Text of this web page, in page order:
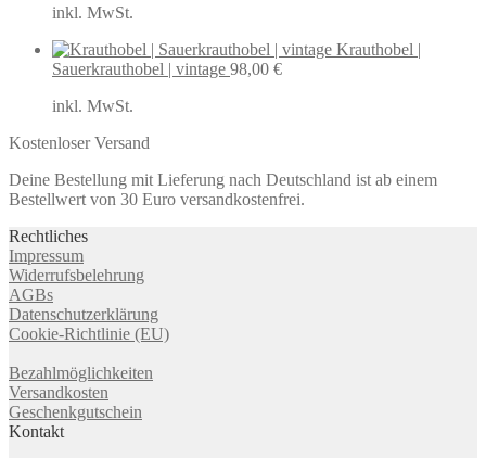
inkl. MwSt.
Krauthobel |
Sauerkrauthobel | vintage 98,00 €
inkl. MwSt.
Kostenloser Versand
Deine Bestellung mit Lieferung nach Deutschland ist ab einem
Bestellwert von 30 Euro versandkostenfrei.
Rechtliches
Impressum
Widerrufsbelehrung
AGBs
Datenschutzerklärung
Cookie-Richtlinie (EU)
Bezahlmöglichkeiten
Versandkosten
Geschenkgutschein
Kontakt